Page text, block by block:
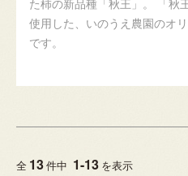
た柿の新品種「秋王」。 「秋
使用した、いのうえ農園のオ
です。
全 13件中 1-13 を表示